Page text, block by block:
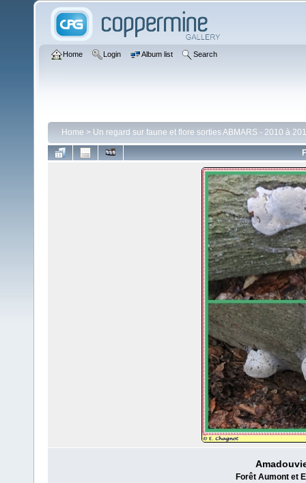
Home Login Album list Search
Home > Un regard sur faune et flore sorties ABMARS - 2010 à
Forêt Aumont et